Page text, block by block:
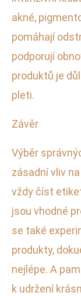
akné,
pomáhají
podporují
produktů je
pleti.
Závěr
Výběr
zásadní vliv
vždy číst
jsou vhodné
se také
produkty,
nejlépe. A
k udržení